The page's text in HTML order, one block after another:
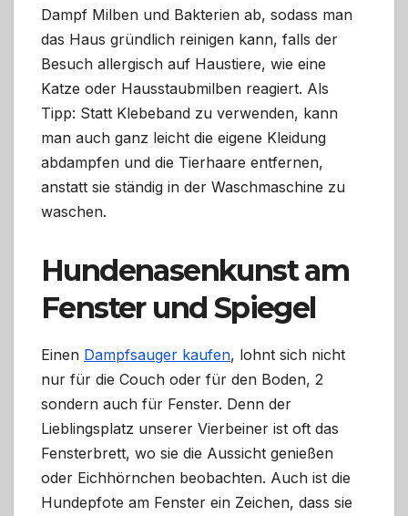
Dampf Milben und Bakterien ab, sodass man
das Haus gründlich reinigen kann, falls der
Besuch allergisch auf Haustiere, wie eine
Katze oder Hausstaubmilben reagiert. Als
Tipp: Statt Klebeband zu verwenden, kann
man auch ganz leicht die eigene Kleidung
abdampfen und die Tierhaare entfernen,
anstatt sie ständig in der Waschmaschine zu
waschen.
Hundenasenkunst am
Fenster und Spiegel
Einen Dampfsauger kaufen, lohnt sich nicht
nur für die Couch oder für den Boden, 2
sondern auch für Fenster. Denn der
Lieblingsplatz unserer Vierbeiner ist oft das
Fensterbrett, wo sie die Aussicht genießen
oder Eichhörnchen beobachten. Auch ist die
Hundepfote am Fenster ein Zeichen, dass sie